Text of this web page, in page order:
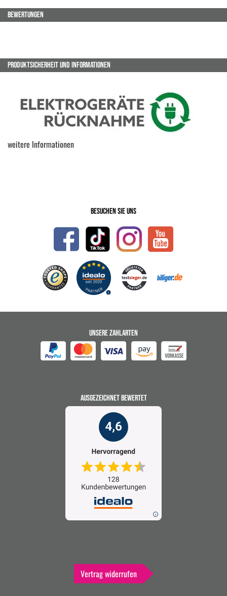
BEWERTUNGEN
PRODUKTSICHERHEIT UND INFORMATIONEN
weitere Informationen
Besuchen Sie uns
UNSERE ZAHLARTEN
AUSGEZEICHNET BEWERTET
Vertrag widerrufen